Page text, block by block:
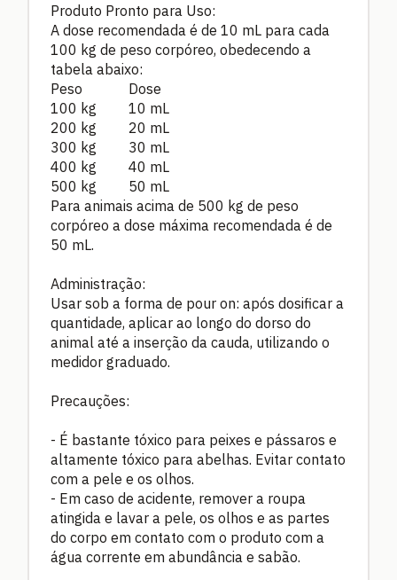
Produto Pronto para Uso:
A dose recomendada é de 10 mL para cada
100 kg de peso corpóreo, obedecendo a
tabela abaixo:
Peso Dose
100 kg 10 mL
200 kg 20 mL
300 kg 30 mL
400 kg 40 mL
500 kg 50 mL
Para animais acima de 500 kg de peso
corpóreo a dose máxima recomendada é de
50 mL.
Administração:
Usar sob a forma de pour on: após dosificar a
quantidade, aplicar ao longo do dorso do
animal até a inserção da cauda, utilizando o
medidor graduado.
Precauções:
- É bastante tóxico para peixes e pássaros e
altamente tóxico para abelhas. Evitar contato
com a pele e os olhos.
- Em caso de acidente, remover a roupa
atingida e lavar a pele, os olhos e as partes
do corpo em contato com o produto com a
água corrente em abundância e sabão.